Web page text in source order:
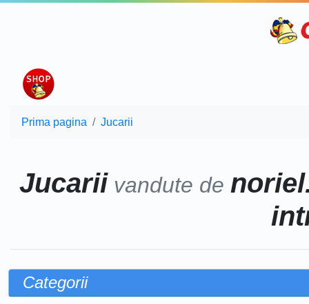
Prima pagina Jucarii
Jucarii vandute de
Categorii